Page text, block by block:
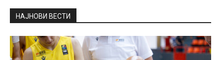
НAЈНОВИ ВЕСТИ